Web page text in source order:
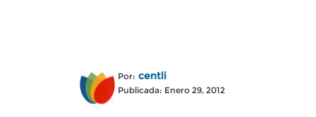
Por: centli
Publicada: Enero 29, 2012